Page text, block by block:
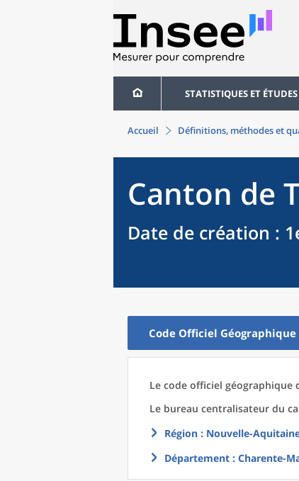
STATISTIQUES ET ÉTUDES
Accueil Définitions, méthodes et
Canton de
Date de création :
Code Officiel
Le code officiel géographique
Le bureau centralisateur du
Région : Nouvelle-
Département : Charente-